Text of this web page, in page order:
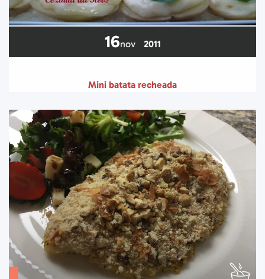
16nov 2011
Mini batata recheada